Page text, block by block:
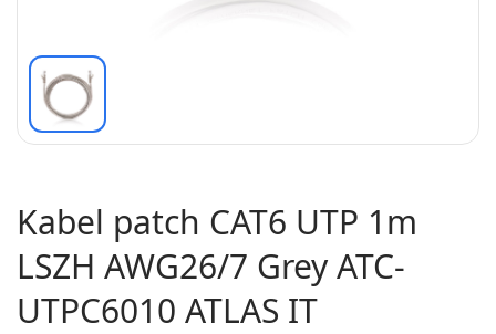
Kabel patch CAT6 UTP 1m
LSZH AWG26/7 Grey ATC-
UTPC6010 ATLAS IT